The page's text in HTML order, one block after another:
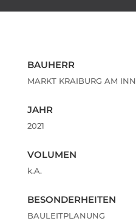
BAUHERR
MARKT KRAIBURG AM INN
JAHR
2021
VOLUMEN
k.A.
BESONDERHEITEN
BAULEITPLANUNG